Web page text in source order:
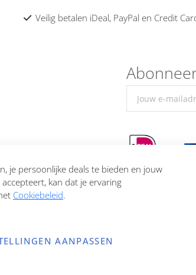
Veilig betalen iDeal, PayPal en Credit
All rights reserved.
je persoonlijke deals te bieden en jouw
kan dat je ervaring
Cookiebeleid.
AANPASSEN